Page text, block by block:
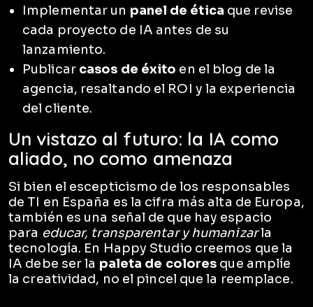
Implementar un panel de ética que revise
cada proyecto de IA antes de su
lanzamiento.
Publicar casos de éxito en el blog de la
agencia, resaltando el ROI y la experiencia
del cliente.
Un vistazo al futuro: la IA como
aliado, no como amenaza
Si bien el escepticismo de los responsables
de TI en España es la cifra más alta de Europa,
también es una señal de que hay espacio
para educar, transparentar y humanizarla
tecnología. En Happy Studio creemos que la
IA debe ser la paleta de colores que amplíe
la creatividad, no el pincel que la reemplace.